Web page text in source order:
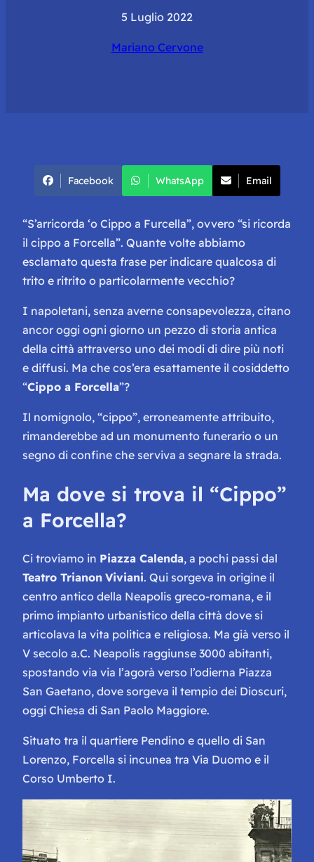
5 Luglio 2022
Mariano Cervone
Facebook WhatsApp Email
“S’arricorda ‘o Cippo a Furcella”, ovvero “si ricorda
il cippo a Forcella”. Quante volte abbiamo
esclamato questa frase per indicare qualcosa di
trito e ritrito o particolarmente vecchio?
I napoletani, senza averne consapevolezza, citano
ancor oggi ogni giorno un pezzo di storia antica
della città attraverso uno dei modi di dire più noti
e diffusi. Ma che cos’era esattamente il cosiddetto
“Cippo a Forcella”?
Il nomignolo, “cippo”, erroneamente attribuito,
rimanderebbe ad un monumento funerario o un
segno di confine che serviva a segnare la strada.
Ma dove si trova il “Cippo”
a Forcella?
Ci troviamo in Piazza Calenda, a pochi passi dal
Teatro Trianon Viviani. Qui sorgeva in origine il
centro antico della Neapolis greco-romana, e il
primo impianto urbanistico della città dove si
articolava la vita politica e religiosa. Ma già verso il
V secolo a.C. Neapolis raggiunse 3000 abitanti,
spostando via via l’agorà verso l’odierna Piazza
San Gaetano, dove sorgeva il tempio dei Dioscuri,
oggi Chiesa di San Paolo Maggiore.
Situato tra il quartiere Pendino e quello di San
Lorenzo, Forcella si incunea tra Via Duomo e il
Corso Umberto I.